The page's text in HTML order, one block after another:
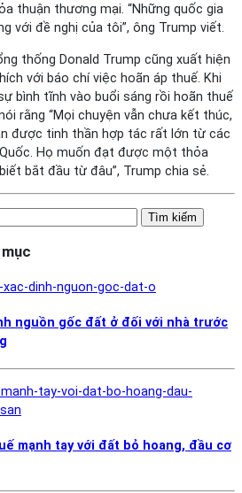
thuận thương mại. “Những quốc gia
với đề nghị của tôi”, ông Trump viết.
thống Donald Trump cũng xuất hiện
với báo chí việc hoãn áp thuế. Khi
bình tĩnh vào buổi sáng rồi hoãn thuế
rằng “Mọi chuyện vẫn chưa kết thúc,
được tinh thần hợp tác rất lớn từ các
Họ muốn đạt được một thỏa
bắt đầu từ đâu”, Trump chia sẻ.
nguồn gốc đất ở đối với nhà trước
mạnh tay với đất bỏ hoang, đầu cơ